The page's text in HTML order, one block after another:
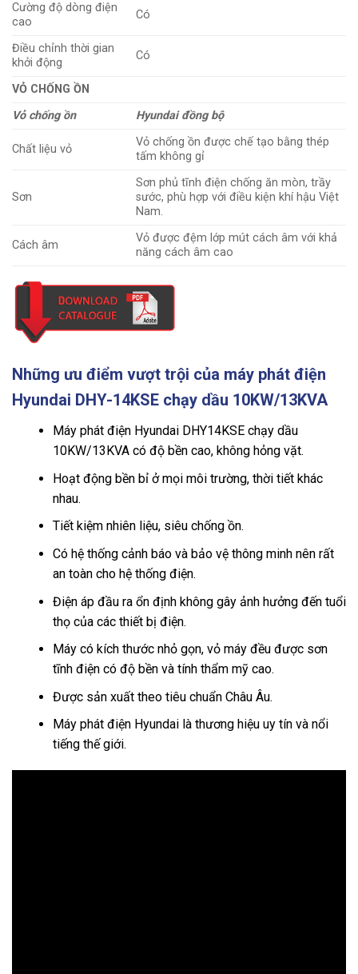
Cường độ dòng điện
cao
Có
Điều chỉnh thời gian
khởi động
Có
VỎ CHỐNG ỒN
Vỏ chống ồn
Hyundai đồng bộ
Chất liệu vỏ
Vỏ chống ồn được chế tạo bằng thép
tấm không gỉ
Sơn
Sơn phủ tĩnh điện chống ăn mòn, trầy
sước, phù hợp với điều kiện khí hậu Việt
Nam.
Cách âm
Vỏ được đệm lớp mút cách âm với khả
năng cách âm cao
Những ưu điểm vượt trội của máy phát điện
Hyundai DHY-14KSE chạy dầu 10KW/13KVA
Máy phát điện Hyundai DHY14KSE chạy dầu
10KW/13KVA có độ bền cao, không hỏng vặt.
Hoạt động bền bỉ ở mọi môi trường, thời tiết khác
nhau.
Tiết kiệm nhiên liệu, siêu chống ồn.
Có hệ thống cảnh báo và bảo vệ thông minh nên rất
an toàn cho hệ thống điện.
Điện áp đầu ra ổn định không gây ảnh hưởng đến tuổi
thọ của các thiết bị điện.
Máy có kích thước nhỏ gọn, vỏ máy đều được sơn
tĩnh điện có độ bền và tính thẩm mỹ cao.
Được sản xuất theo tiêu chuẩn Châu Âu.
Máy phát điện Hyundai là thương hiệu uy tín và nổi
tiếng thế giới.